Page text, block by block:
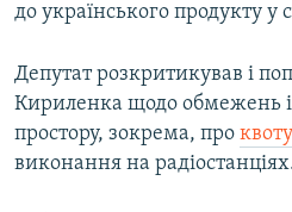
до українського продукту у
Депутат розкритикував і
Кириленка щодо обмежень
простору, зокрема, про
виконання на